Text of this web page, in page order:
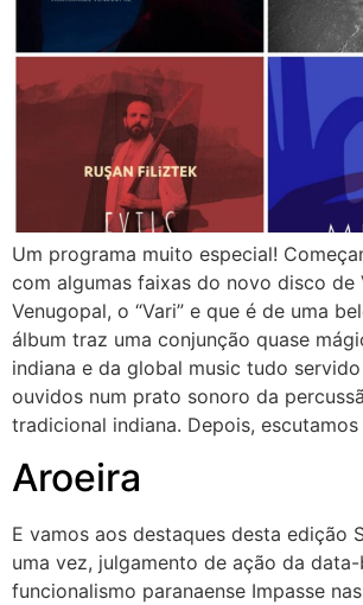
Um programa muito especial!
com algumas faixas do novo disco de
Venugopal, o “Vari” e que é de uma
álbum traz uma conjunção quase
indiana e da global music tudo
ouvidos num prato sonoro da
tradicional indiana. Depois,
Aroeira
E vamos aos destaques desta edição
uma vez, julgamento de ação da
funcionalismo paranaense Impasse